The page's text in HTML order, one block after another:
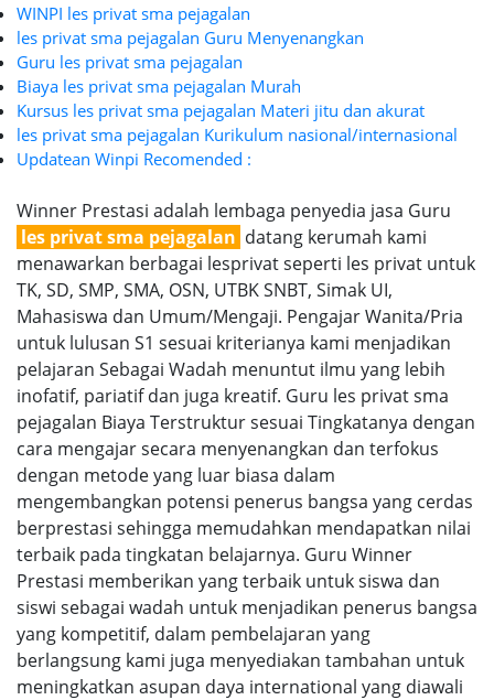
WINPI les privat sma pejagalan
les privat sma pejagalan Guru Menyenangkan
Guru les privat sma pejagalan
Biaya les privat sma pejagalan Murah
Kursus les privat sma pejagalan Materi jitu dan akurat
les privat sma pejagalan Kurikulum nasional/internasional
Updatean Winpi Recomended :
Winner Prestasi adalah lembaga penyedia jasa Guru
les privat sma pejagalan datang kerumah kami
menawarkan berbagai lesprivat seperti les privat untuk
TK, SD, SMP, SMA, OSN, UTBK SNBT, Simak UI,
Mahasiswa dan Umum/Mengaji. Pengajar Wanita/Pria
untuk lulusan S1 sesuai kriterianya kami menjadikan
pelajaran Sebagai Wadah menuntut ilmu yang lebih
inofatif, pariatif dan juga kreatif. Guru les privat sma
pejagalan Biaya Terstruktur sesuai Tingkatanya dengan
cara mengajar secara menyenangkan dan terfokus
dengan metode yang luar biasa dalam
mengembangkan potensi penerus bangsa yang cerdas
berprestasi sehingga memudahkan mendapatkan nilai
terbaik pada tingkatan belajarnya. Guru Winner
Prestasi memberikan yang terbaik untuk siswa dan
siswi sebagai wadah untuk menjadikan penerus bangsa
yang kompetitif, dalam pembelajaran yang
berlangsung kami juga menyediakan tambahan untuk
meningkatkan asupan daya international yang diawali